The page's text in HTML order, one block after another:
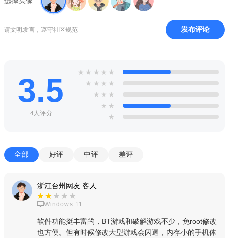
【软件功能】
1、变态游戏：变态游戏(BT)能让练级更轻松，游戏更畅快。
2、福利社区：汇聚游戏评测、游戏视频、游戏攻略，定期更
新二次元福利，灌水专区欢迎吐槽。
3、10.热门IP大作：传奇、战神遗迹、宝可梦大探险、地下
4、BT游戏：BT游戏能让练级更轻松，游戏更畅快。上线送
热门传奇、仙侠、魔幻、修真、卡牌、三国等BT游戏；
5、免ROOT修改器：免除之前手机需要ROOT才能使用的烦
恼，真正做到一键修改游戏！
请文明发言，遵守社区规范 发布评论
3.5
4人评分
★ ★ ★ ★ ★
★ ★ ★ ★
★ ★ ★
★ ★
★
全部 好评 中评 差评
浙江台州网友 客人
Windows 11
软件功能挺丰富的，BT游戏和破解游戏不少，免root修改
也方便。但有时候修改大型游戏会闪退，内存小的手机体